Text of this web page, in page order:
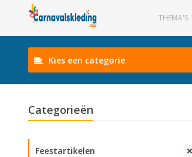
THEMA'S
Kies een categorie
Categorieën
Feestartikelen